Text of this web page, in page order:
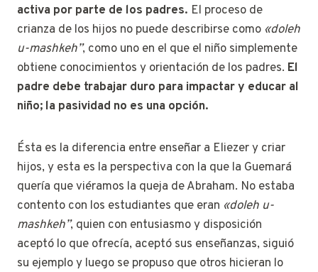
activa por parte de los padres. El proceso de
crianza de los hijos no puede describirse como «doleh
u-mashkeh”, como uno en el que el niño simplemente
obtiene conocimientos y orientación de los padres. El
padre debe trabajar duro para impactar y educar al
niño; la pasividad no es una opción.
Ésta es la diferencia entre enseñar a Eliezer y criar
hijos, y esta es la perspectiva con la que la Guemará
quería que viéramos la queja de Abraham. No estaba
contento con los estudiantes que eran «doleh u-
mashkeh”, quien con entusiasmo y disposición
aceptó lo que ofrecía, aceptó sus enseñanzas, siguió
su ejemplo y luego se propuso que otros hicieran lo